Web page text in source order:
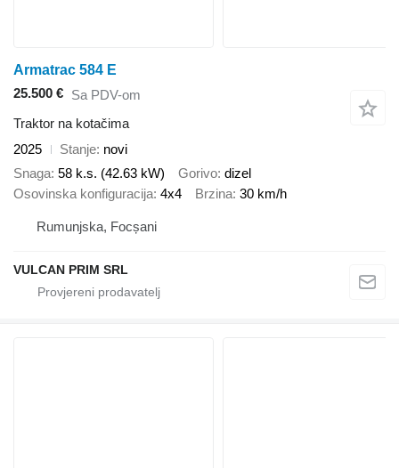
Armatrac 584 E
25.500 € Sa PDV-om
Traktor na kotačima
2025
Stanje novi
Snaga 58 k.s. (42.63 kW) Gorivo dizel
Osovinska konfiguracija 4x4 Brzina 30 km/h
Rumunjska, Focșani
VULCAN PRIM SRL